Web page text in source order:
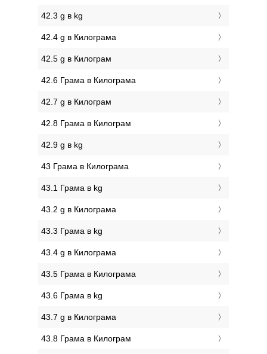
42.3 g в kg
42.4 g в Килограмa
42.5 g в Килограм
42.6 Грама в Килограмa
42.7 g в Килограм
42.8 Грама в Килограм
42.9 g в kg
43 Грама в Килограмa
43.1 Грама в kg
43.2 g в Килограмa
43.3 Грама в kg
43.4 g в Килограмa
43.5 Грама в Килограмa
43.6 Грама в kg
43.7 g в Килограмa
43.8 Грама в Килограм